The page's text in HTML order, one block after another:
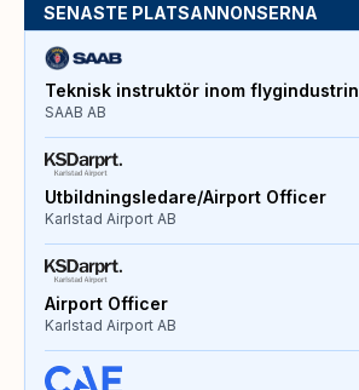
SENASTE PLATSANNONSERNA
Teknisk instruktör inom flygindustrin
SAAB AB
Utbildningsledare/Airport Officer
Karlstad Airport AB
Airport Officer
Karlstad Airport AB